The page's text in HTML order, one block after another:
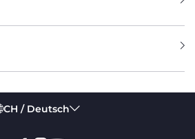
CH / Deutsch